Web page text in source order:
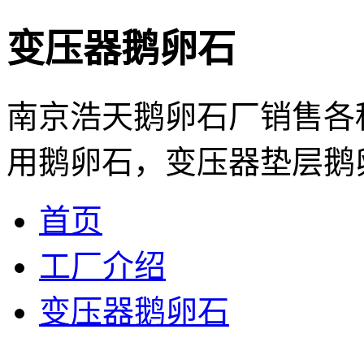
变压器鹅卵石
南京浩天鹅卵石厂销售
用鹅卵石，变压器垫层
首页
工厂介绍
变压器鹅卵石